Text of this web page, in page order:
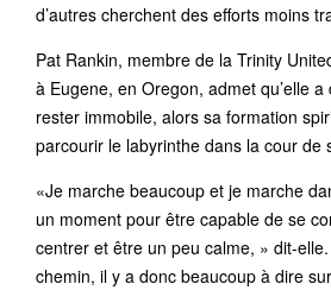
d’autres cherchent des efforts moins
Pat Rankin, membre de la Trinity
à Eugene, en Oregon, admet qu’elle a
rester immobile, alors sa formation
parcourir le labyrinthe dans la cour de
«Je marche beaucoup et je marche
un moment pour être capable de se
centrer et être un peu calme, » dit-
chemin, il y a donc beaucoup à dire